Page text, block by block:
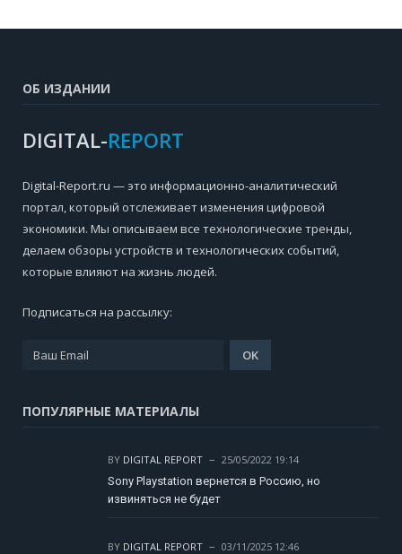
ОБ ИЗДАНИИ
DIGITAL-REPORT
Digital-Report.ru — это информационно-аналитический
портал, который отслеживает изменения цифровой
экономики. Мы описываем все технологические тренды,
делаем обзоры устройств и технологических событий,
которые влияют на жизнь людей.
Подписаться на рассылку:
ПОПУЛЯРНЫЕ МАТЕРИАЛЫ
BY DIGITAL REPORT
25/05/2022 19:14
Sony Playstation вернется в Россию, но
извиняться не будет
BY DIGITAL REPORT
03/11/2025 12:46